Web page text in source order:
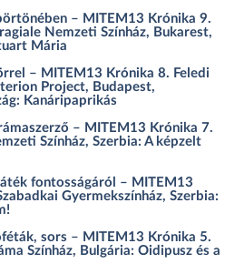
– MITEM13 Krónika 9.
Nemzeti Színház, Bukarest,
Mária
– MITEM13 Krónika 8. Feledi
Project, Budapest,
Kanáripaprikás
– MITEM13 Krónika 7.
Színház, Szerbia: A képzelt
fontosságáról – MITEM13
Gyermekszínház, Szerbia:
sors – MITEM13 Krónika 5.
Színház, Bulgária: Oidipusz és a